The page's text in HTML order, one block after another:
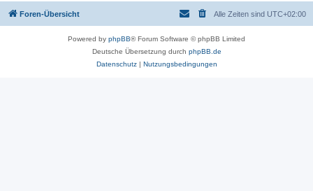
Foren-Übersicht Alle Zeiten sind UTC+02:00
Powered by phpBB® Forum Software © phpBB Limited
Deutsche Übersetzung durch phpBB.de
Datenschutz| Nutzungsbedingungen